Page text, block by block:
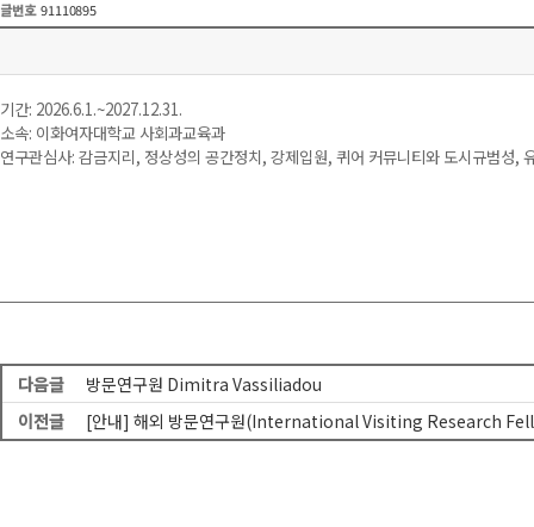
글번호 91110895
기간: 2026.6.1.~2027.12.31.
소속: 이화여자대학교 사회과교육과
연구관심사: 감금지리, 정상성의 공간정치, 강제입원, 퀴어 커뮤니티와 도시규범성,
다음글 방문연구원 Dimitra Vassiliadou
이전글 [안내] 해외 방문연구원(International Visiting Research